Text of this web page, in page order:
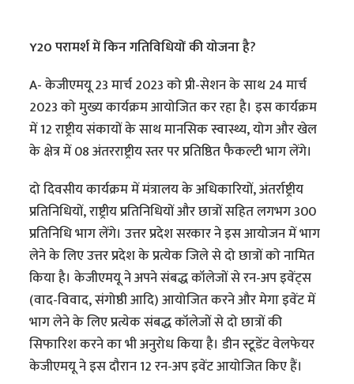
Y20 परामर्श में किन गतिविधियों की योजना है?
A- केजीएमयू 23 मार्च 2023 को प्री-सेशन के साथ 24 मार्च
2023 को मुख्य कार्यक्रम आयोजित कर रहा है। इस कार्यक्रम
में 12 राष्ट्रीय संकायों के साथ मानसिक स्वास्थ्य, योग और खेल
के क्षेत्र में 08 अंतरराष्ट्रीय स्तर पर प्रतिष्ठित फैकल्टी भाग लेंगे।
दो दिवसीय कार्यक्रम में मंत्रालय के अधिकारियों, अंतर्राष्ट्रीय
प्रतिनिधियों, राष्ट्रीय प्रतिनिधियों और छात्रों सहित लगभग 300
प्रतिनिधि भाग लेंगे। उत्तर प्रदेश सरकार ने इस आयोजन में भाग
लेने के लिए उत्तर प्रदेश के प्रत्येक जिले से दो छात्रों को नामित
किया है। केजीएमयू ने अपने संबद्ध कॉलेजों से रन-अप इवेंट्स
(वाद-विवाद, संगोष्ठी आदि) आयोजित करने और मेगा इवेंट में
भाग लेने के लिए प्रत्येक संबद्ध कॉलेजों से दो छात्रों की
सिफारिश करने का भी अनुरोध किया है। डीन स्टूडेंट वेलफेयर
केजीएमयू ने इस दौरान 12 रन-अप इवेंट आयोजित किए हैं।